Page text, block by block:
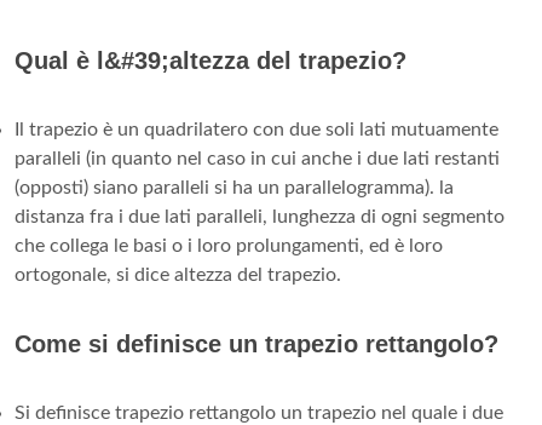
Qual è l&#39;altezza del trapezio?
Il trapezio è un quadrilatero con due soli lati mutuamente
paralleli (in quanto nel caso in cui anche i due lati restanti
(opposti) siano paralleli si ha un parallelogramma). la
distanza fra i due lati paralleli, lunghezza di ogni segmento
che collega le basi o i loro prolungamenti, ed è loro
ortogonale, si dice altezza del trapezio.
Come si definisce un trapezio rettangolo?
Si definisce trapezio rettangolo un trapezio nel quale i due